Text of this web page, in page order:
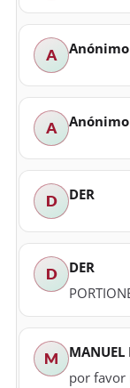
A Anónimo
A Anónimo
D DER
D DER
M MANUEL
por favor